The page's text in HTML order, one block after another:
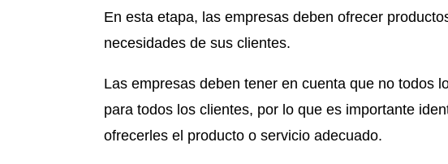
En esta etapa, las empresas deben ofrecer
necesidades de sus clientes.
Las empresas deben tener en cuenta que no todos
para todos los clientes, por lo que es importante
ofrecerles el producto o servicio adecuado.